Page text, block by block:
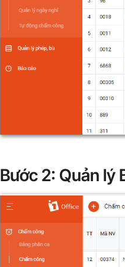
Bước 2: Quản lý